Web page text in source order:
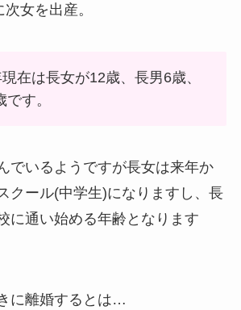
女を出産。
在は長女が12歳、長男6歳、
す。
でいるようですが長女は来年か
クール(中学生)になりますし、長
に通い始める年齢となります
に離婚するとは…